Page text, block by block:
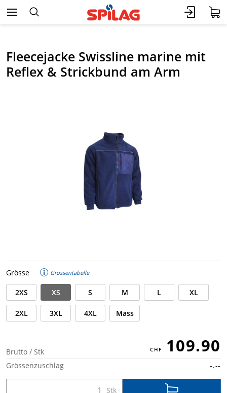
Fleecejacke Swissline marine mit
Reflex & Strickbund am Arm
Grösse Grössentabelle
2XS XS S M L XL
2XL 3XL 4XL Mass
Brutto / Stk 109.90
Grössenzuschlag -.--